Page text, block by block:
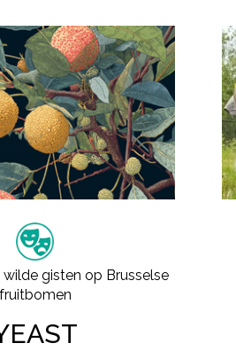
gisten op Brusselse
fruitbomen